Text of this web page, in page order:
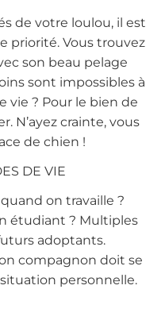
de votre loulou, il est
priorité. Vous trouvez
son beau pelage
sont impossibles à
vie ? Pour le bien de
N’ayez crainte, vous
de chien !
DE VIE
on travaille ?
étudiant ? Multiples
adoptants.
compagnon doit se
personnelle.